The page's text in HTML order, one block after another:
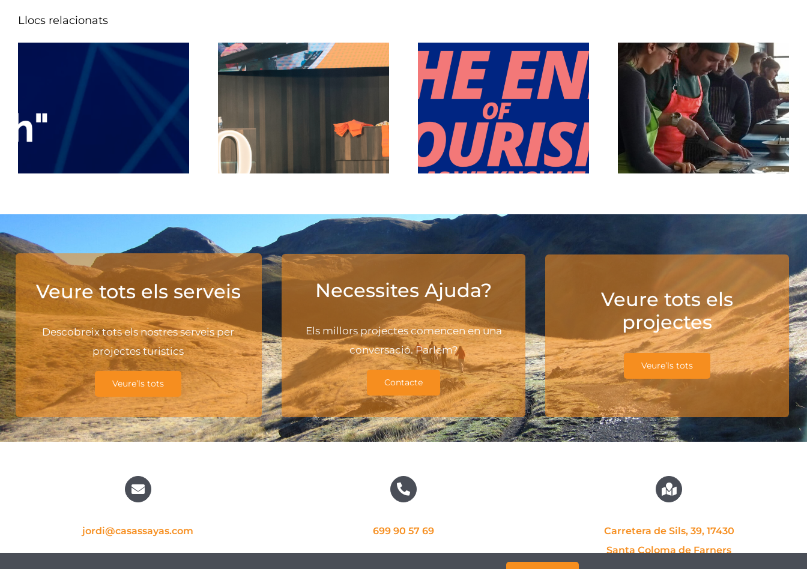
Llocs relacionats
Veure tots els serveis
Descobreix tots els nostres serveis per
projectes turistics
Veure’ls tots
Necessites Ajuda?
Els millors projectes comencen en una
conversació. Parlem?
Contacte
Veure tots els
projectes
Veure’ls tots
jordi@casassayas.com 699 90 57 69
Carretera de Sils, 39, 17430
Santa Coloma de Farners